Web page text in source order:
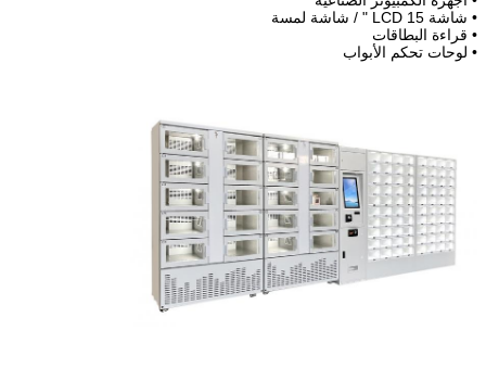
• شاشة LCD 15 " / شاشة لمسة
• قراءة البطاقات
• لوحات تحكم الأبواب